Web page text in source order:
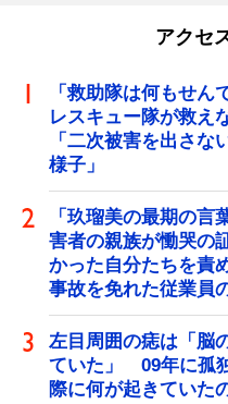
アクセ
「救助隊は何もせん
レスキュー隊が救
「二次被害を出さな
様子」
「玖瑠美の最期の
害者の親族が慟哭の
かった自分たちを責
事故を免れた従業員
左目周囲の痣は「脳
ていた」 09年に孤
際に何が起きていた